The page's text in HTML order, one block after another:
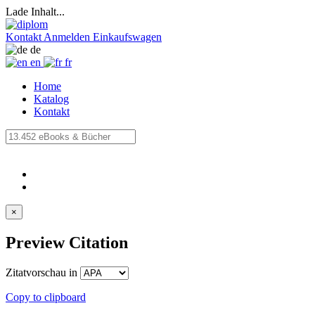
Lade Inhalt...
Kontakt Anmelden Einkaufswagen
de
en
fr
Home
Katalog
Kontakt